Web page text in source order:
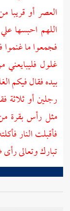
العصر أو قريبا
اللهم احبسها
فجمعوا ما غنموا
غلول
بيده فقال فيكم
رجلين أو ثلاثة
مثل رأس بقرة
فأقبلت النار
تبارك وتعالى